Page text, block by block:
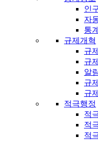
인
자
통
규제개혁
규
규
알
규
규
적극행정
적
적
적